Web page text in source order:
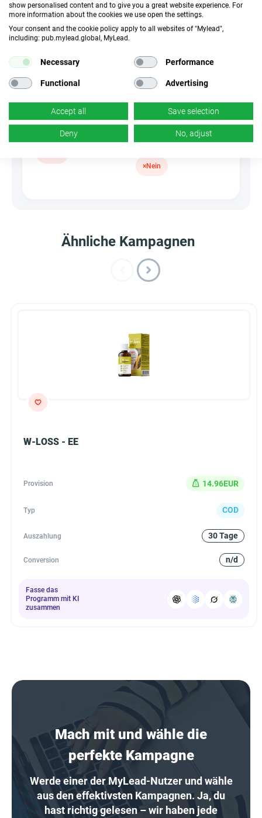
Incentivierter Traffic
CR
Deeplink
Banner
×Nein
HideLink
✓Ja
Produkte
Gutscheine und
×Nein
Ähnliche Kampagnen
W-LOSS - EE
Provision 14.96EUR
Typ COD
Auszahlung 30 Tage
Conversion n/d
Fasse das
Programm mit KI
zusammen
Mach mit und wähle die
perfekte Kampagne
Werde einer der MyLead-Nutzer und wähle
aus den effektivsten Kampagnen. Ja, du
hast richtig gelesen – wir haben jede
show personalised content and to give you a great website experience. For
more information about the cookies we use open the settings.
Your consent and the cookie policy apply to all websites of "Mylead",
including: pub.mylead.global, MyLead.
Necessary Performance
Functional Advertising
Accept all Save selection
Deny No, adjust